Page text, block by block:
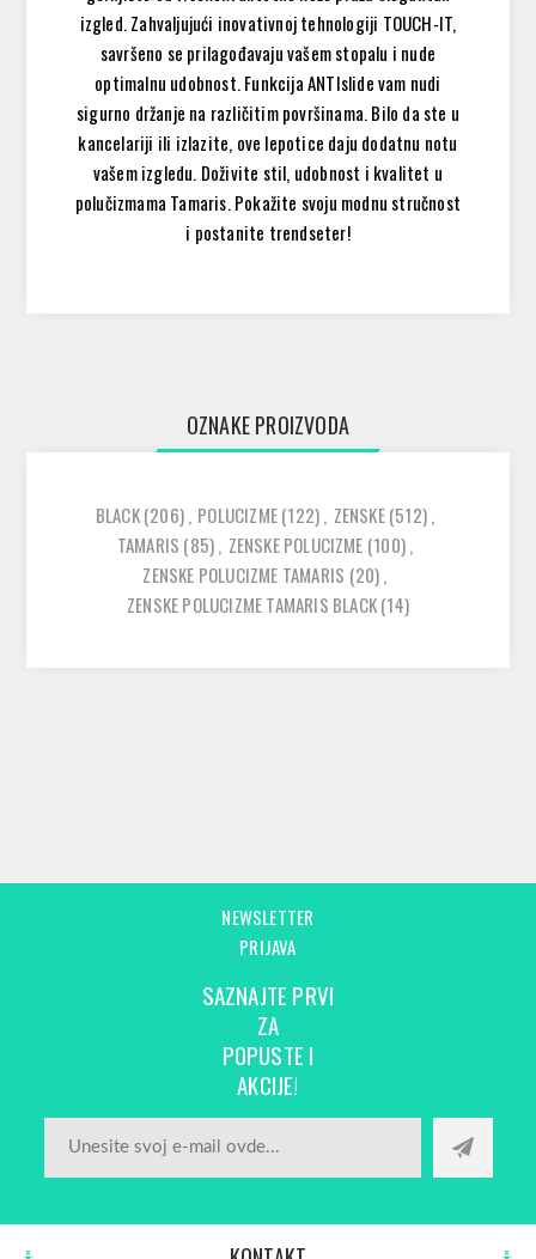
izgled. Zahvaljujući inovativnoj tehnologiji TOUCH-IT,
savršeno se prilagođavaju vašem stopalu i nude
optimalnu udobnost. Funkcija ANTIslide vam nudi
sigurno držanje na različitim površinama. Bilo da ste u
kancelariji ili izlazite, ove lepotice daju dodatnu notu
vašem izgledu. Doživite stil, udobnost i kvalitet u
polučizmama Tamaris. Pokažite svoju modnu stručnost
i postanite trendseter!
OZNAKE PROIZVODA
BLACK(206), POLUCIZME(122), ZENSKE(512),
TAMARIS (85), ZENSKE POLUCIZME (100),
ZENSKE POLUCIZME TAMARIS (20),
ZENSKE POLUCIZME TAMARIS BLACK(14)
NEWSLETTER
PRIJAVA
SAZNAJTE PRVI
ZA
POPUSTE I
AKCIJE!